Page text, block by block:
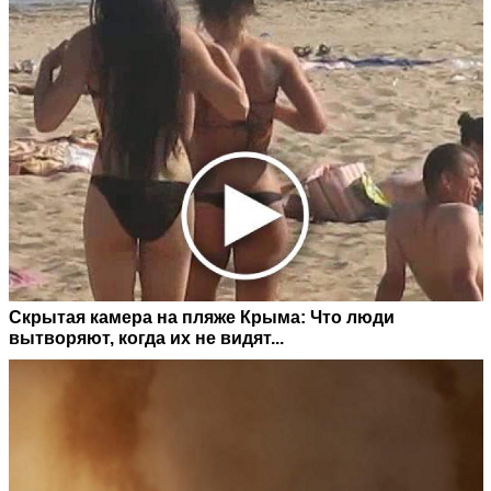
Скрытая камера на пляже Крыма: Что люди
вытворяют, когда их не видят...